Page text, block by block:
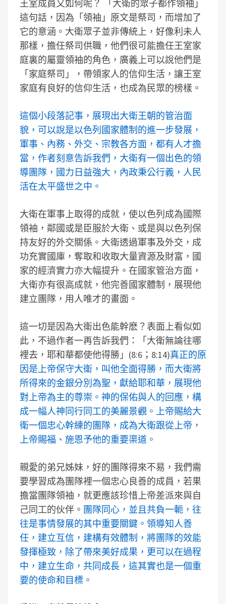
王室成員又如何呢？ 「大衛的眾子都作領袖」
這句話，因為「領袖」原文是祭司，而增加了
它的意涵。大衛眾子並非傳統上，好像利未人
那樣，擔任祭司供職，他們很可能擔任王室家
庭裏的屬靈領袖的角色，廣義上可以說他們是
「家庭祭司」，帶領家人的信仰生活，讓王室
家庭有良好的信仰生活，也成為民眾的榜樣。
這個小段落記事，展現出大衛王朝的管治面
貌，可以說是以色列國家體制的進一步發展，
軍事、內務、外交、宗教各方面，都有人才擔
當，作者刻意告訴我們，大衛有一個出色的領
導團隊，國力日益強大，內政秉公行義，人民
活在太平盛世之中。
大衛在軍事上取得的成就，使以色列成為國際
領袖，鄰國或是臣服於大衛、或是與以色列保
持友好的外交關係。大衛透過軍事及外交，成
功充實國庫，奪取和收取大量資源及財富，國
家的經濟實力亦大幅提升。在國家管治方面，
大衛亦有很高成就，他完善國家體制，展現他
建立團隊，用人唯才的畫面。
這一切是因為大衛出色能幹麽？表面上看似如
此，不過作者一再告訴我們：「大衛無論往哪
裡去，耶和華都使他得勝」(8:6；8:14)真正的原
因是上帝保守大衛，叫他全面得勝，而大衛將
所得來的金銀分別為聖，獻給耶和華，展現他
對上帝為主的尊崇。神的保佑與人的回應，構
成一幅人神同行同工的美麗景觀。上帝賜給大
衛一個忠心幹練的團隊，成為大衛跟從上帝，
上帝賜福、施恩予他的重要渠道。
親愛的弟兄姊妹，好的團隊得來不易，我們需
要學習成為團隊裡一個忠心良善的成員，若果
擔當團隊領袖，就更應該珍惜上帝差派來與自
己同工的伙伴。 團隊同心，並且共負一軛，往
往是事情發展的其中重要關鍵。領導知人善
任，建立互信，建構有效體制，將團隊的效能
發揮極致，除了帶來美好成果，更可以在過程
中，建立生命，共同成長，這其實也是一個重
要的使命和目標。